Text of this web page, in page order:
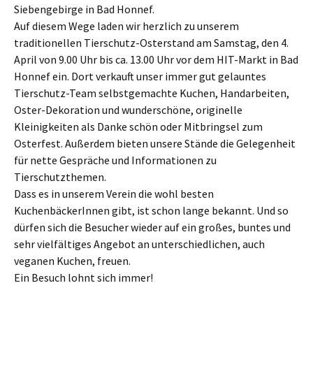
Siebengebirge in Bad Honnef.
Auf diesem Wege laden wir herzlich zu unserem
traditionellen Tierschutz-Osterstand am Samstag, den 4.
April von 9.00 Uhr bis ca. 13.00 Uhr vor dem HIT-Markt in Bad
Honnef ein. Dort verkauft unser immer gut gelauntes
Tierschutz-Team selbstgemachte Kuchen, Handarbeiten,
Oster-Dekoration und wunderschöne, originelle
Kleinigkeiten als Danke schön oder Mitbringsel zum
Osterfest. Außerdem bieten unsere Stände die Gelegenheit
für nette Gespräche und Informationen zu
Tierschutzthemen.
Dass es in unserem Verein die wohl besten
KuchenbäckerInnen gibt, ist schon lange bekannt. Und so
dürfen sich die Besucher wieder auf ein großes, buntes und
sehr vielfältiges Angebot an unterschiedlichen, auch
veganen Kuchen, freuen.
Ein Besuch lohnt sich immer!